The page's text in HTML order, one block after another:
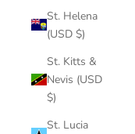
St. Helena
(USD $)
St. Kitts &
Nevis (USD
$)
St. Lucia